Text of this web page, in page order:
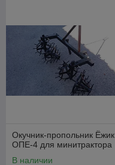
Окучник-пропольник Ёжик
ОПЕ-4 для минитрактора
В наличии